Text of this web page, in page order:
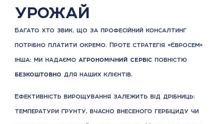
урожай
Багато хто звик, що за професійний консалтинг
потрібно платити окремо. Проте стратегія «Євросем»
інша: ми надаємо агрономічний сервіс повністю
безкоштовно для наших клієнтів.
Ефективність вирощування залежить від дрібниць:
температури ґрунту, вчасно внесеного гербіциду чи